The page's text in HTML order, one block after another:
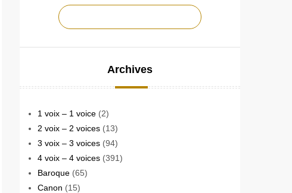
Archives
1 voix – 1 voice (2)
2 voix – 2 voices (13)
3 voix – 3 voices (94)
4 voix – 4 voices (391)
Baroque (65)
Canon (15)